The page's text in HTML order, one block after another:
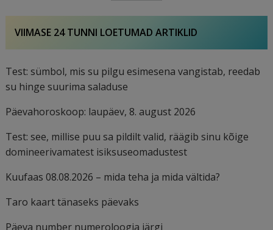
VIIMASE 24 TUNNI LOETUMAD ARTIKLID
Test: sümbol, mis su pilgu esimesena vangistab, reedab
su hinge suurima saladuse
Päevahoroskoop: laupäev, 8. august 2026
Test: see, millise puu sa pildilt valid, räägib sinu kõige
domineerivamatest isiksuseomadustest
Kuufaas 08.08.2026 – mida teha ja mida vältida?
Taro kaart tänaseks päevaks
Päeva number numeroloogia järgi